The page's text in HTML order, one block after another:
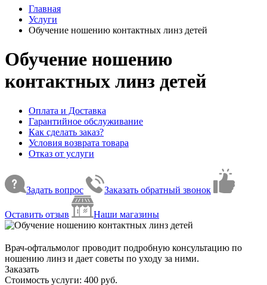
Главная
Услуги
Обучение ношению контактных линз детей
Обучение ношению
контактных линз детей
Оплата и Доставка
Гарантийное обслуживание
Как сделать заказ?
Условия возврата товара
Отказ от услуги
Задать вопрос Заказать обратный звонок
Оставить отзыв Наши магазины
Врач-офтальмолог проводит подробную консультацию по
ношению линз и дает советы по уходу за ними.
Заказать
Стоимость услуги: 400 руб.